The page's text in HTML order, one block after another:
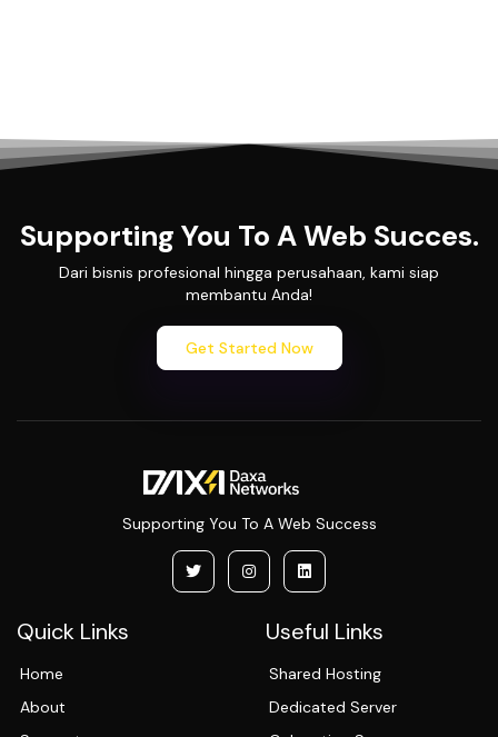
Supporting You To A Web Succes.
Dari bisnis profesional hingga perusahaan, kami siap
membantu Anda!
Get Started Now
Supporting You To A Web Success
Quick Links
Home
About
Useful Links
Shared Hosting
Dedicated Server